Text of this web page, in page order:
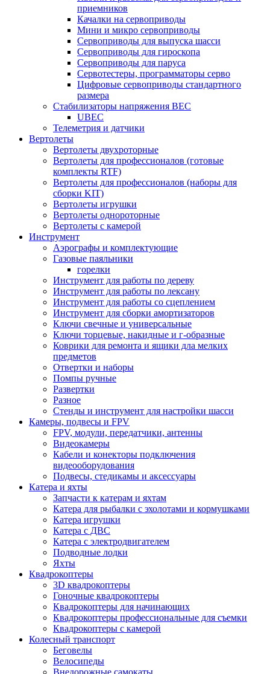
приемников
Качалки на сервоприводы
Мини и микро сервоприводы
Сервоприводы для выпуска шасси
Сервоприводы для гироскопа
Сервоприводы для паруса
Сервотестеры, программаторы серво
Цифровые сервоприводы стандартного
размера
Стабилизаторы напряжения BEC
UBEC
Телеметрия и датчики
Вертолеты
Вертолеты двухроторные
Вертолеты для профессионалов (готовые
комплекты RTF)
Вертолеты для профессионалов (наборы для
сборки KIT)
Вертолеты игрушки
Вертолеты однороторные
Вертолеты с камерой
Инструмент
Аэрографы и комплектующие
Газовые паяльники
горелки
Инструмент для работы по дереву
Инструмент для работы по лексану
Инструмент для работы со сцеплением
Инструмент для сборки амортизаторов
Ключи свечные и универсальные
Ключи торцевые, накидные и г-образные
Коврики для ремонта и ящики дла мелких
предметов
Отвертки и наборы
Помпы ручные
Развертки
Разное
Стенды и инструмент для настройки шасси
Камеры, подвесы и FPV
FPV, модули, передатчики, антенны
Видеокамеры
Кабели и конекторы подключения
видеооборудования
Подвесы, стедикамы и аксессуары
Катера и яхты
Запчасти к катерам и яхтам
Катера для рыбалки с эхолотами и кормушками
Катера игрушки
Катера с ДВС
Катера с электродвигателем
Подводные лодки
Яхты
Квадрокоптеры
3D квадрокоптеры
Гоночные квадрокоптеры
Квадрокоптеры для начинающих
Квадрокоптеры профессиональные для съемки
Квадрокоптеры с камерой
Колесный транспорт
Беговелы
Велосипеды
Внедорожные самокаты